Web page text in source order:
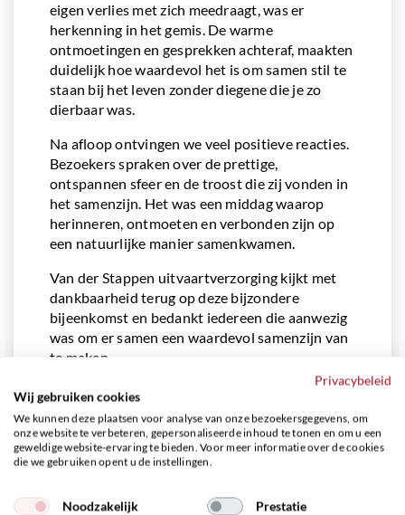
eigen verlies met zich meedraagt, was er
herkenning in het gemis. De warme
ontmoetingen en gesprekken achteraf, maakten
duidelijk hoe waardevol het is om samen stil te
staan bij het leven zonder diegene die je zo
dierbaar was.
Na afloop ontvingen we veel positieve reacties.
Bezoekers spraken over de prettige,
ontspannen sfeer en de troost die zij vonden in
het samenzijn. Het was een middag waarop
herinneren, ontmoeten en verbonden zijn op
een natuurlijke manier samenkwamen.
Van der Stappen uitvaartverzorging kijkt met
dankbaarheid terug op deze bijzondere
bijeenkomst en bedankt iedereen die aanwezig
was om er samen een waardevol samenzijn van
te maken.
Privacybeleid
Wij gebruiken cookies
We kunnen deze plaatsen voor analyse van onze bezoekersgegevens, om
onze website te verbeteren, gepersonaliseerde inhoud te tonen en om u een
geweldige website-ervaring te bieden. Voor meer informatie over de cookies
die we gebruiken opent u de instellingen.
Noodzakelijk Prestatie